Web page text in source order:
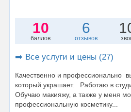
10
баллов
6
отзывов
➡️ Все услуги и цены (27)
Качественно и профессионально
который украшает. Работаю в
Обучаю макияжу, а также у меня
профессиональную косметику...